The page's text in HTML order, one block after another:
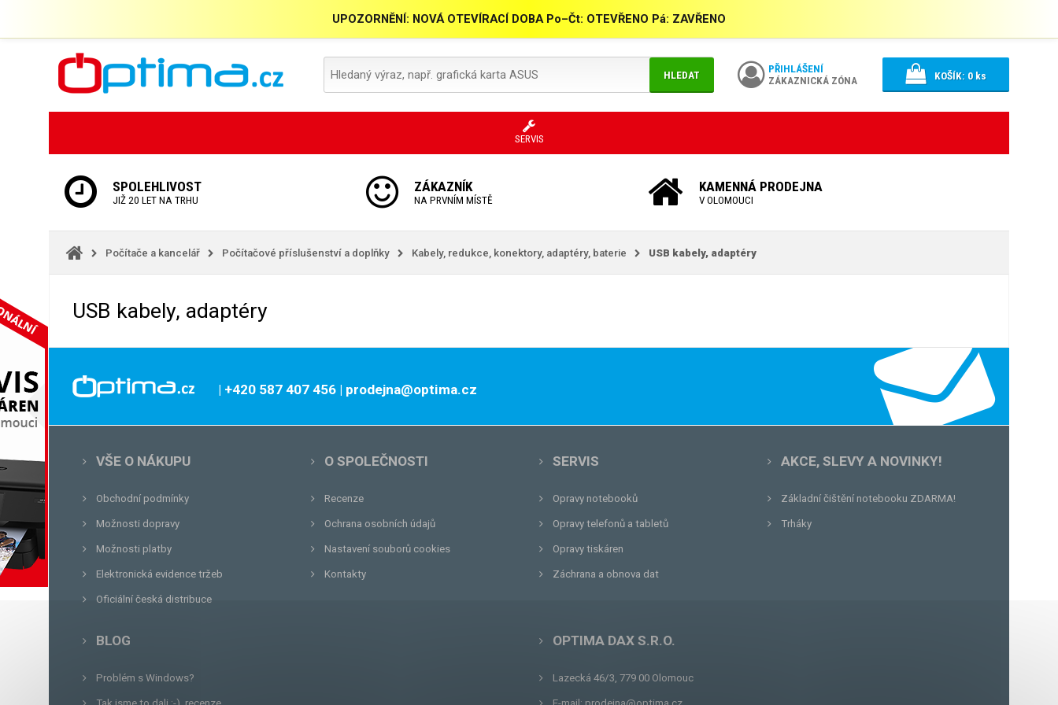
UPOZORNĚNÍ: NOVÁ OTEVÍRACÍ DOBA Po–Čt: OTEVŘENO Pá: ZAVŘENO
HLEDAT
PŘIHLÁŠENÍ
ZÁKAZNICKÁ ZÓNA
KOŠÍK: 0ks
SERVIS
SPOLEHLIVOST
JIŽ 20 LET NA TRHU
ZÁKAZNÍK
NA PRVNÍM MÍSTĚ
KAMENNÁ PRODEJNA
V OLOMOUCI
Počítače a kancelář Počítačové příslušenství a doplňky Kabely, redukce, konektory, adaptéry, baterie USB kabely, adaptéry
USB kabely, adaptéry
| +420 587 407 456 | prodejna@optima.cz
VŠE O NÁKUPU
Obchodní podmínky
Možnosti dopravy
Možnosti platby
Elektronická evidence tržeb
Oficiální česká distribuce
O SPOLEČNOSTI
Recenze
Ochrana osobních údajů
Nastavení souborů cookies
Kontakty
SERVIS
Opravy notebooků
Opravy telefonů a tabletů
Opravy tiskáren
Záchrana a obnova dat
AKCE, SLEVY A NOVINKY!
Základní čištění notebooku ZDARMA!
Trháky
BLOG
Problém s Windows?
OPTIMA DAX S.R.O.
Lazecká 46/3, 779 00 Olomouc